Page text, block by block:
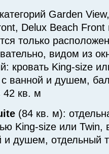
Garden
Delux Beach Front
только
видом из
кровать King-size
с ванной и душем,
42 кв. м
(84 кв. м):
King-size или Twin,
и душем, отдельный